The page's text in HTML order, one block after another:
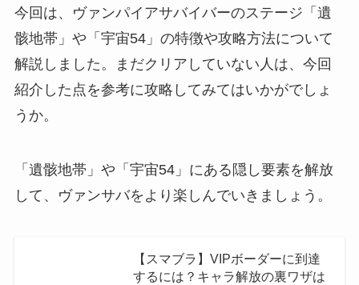
今回は、ヴァンパイアサバイバーのステージ「遺
骸地帯」や「宇宙54」の特徴や攻略方法について
解説しました。まだクリアしていない人は、今回
紹介した点を参考に攻略してみてはいかがでしょ
うか。
「遺骸地帯」や「宇宙54」にある隠し要素を解放
して、ヴァンサバをより楽しんでいきましょう。
【スマブラ】VIPボーダーに到達
するには？キャラ解放の裏ワザは